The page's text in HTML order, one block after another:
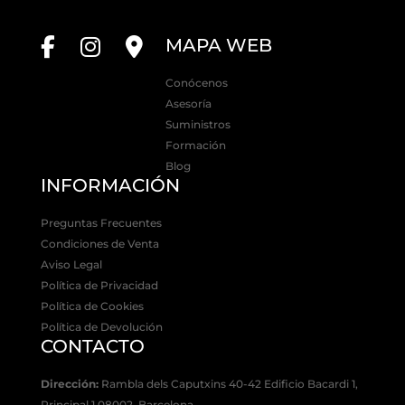
MAPA WEB
Conócenos
Asesoría
Suministros
Formación
Blog
INFORMACIÓN
Preguntas Frecuentes
Condiciones de Venta
Aviso Legal
Política de Privacidad
Política de Cookies
Política de Devolución
CONTACTO
Dirección:Rambla dels Caputxins 40-42 Edificio Bacardi 1,